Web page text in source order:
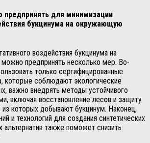
для минимизации
букцинума на окружающую
воздействия букцинума на
предпринять несколько мер. Во-
только сертифицированные
которые соблюдают экологические
важно внедрять методы устойчивого
включая восстановление лесов и защиту
из которых добывают букцинум. Наконец,
и технологий для создания синтетических
также поможет снизить